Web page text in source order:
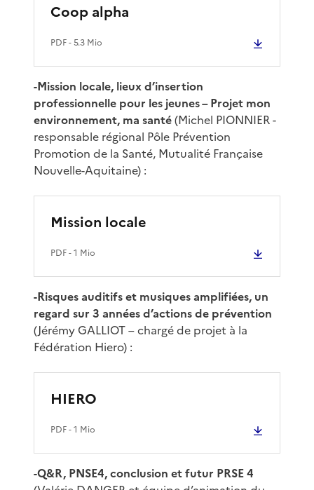
Coop alpha
PDF- 5.3 Mio
-Mission locale, lieux d’insertion
professionnelle pour les jeunes – Projet mon
environnement, ma santé(Michel PIONNIER -
responsable régional Pôle Prévention
Promotion de la Santé, Mutualité Française
Nouvelle-Aquitaine) :
Mission locale
PDF- 1 Mio
-Risques auditifs et musiques amplifiées, un
regard sur 3 années d’actions de prévention
(Jérémy GALLIOT – chargé de projet à la
Fédération Hiero) :
HIERO
PDF- 1 Mio
-Q&R, PNSE4, conclusion et futur PRSE 4